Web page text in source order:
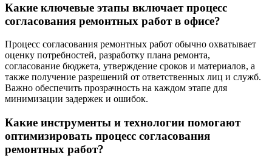
Какие ключевые этапы включает процесс
согласования ремонтных работ в офисе?
Процесс согласования ремонтных работ обычно охватывает
оценку потребностей, разработку плана ремонта,
согласование бюджета, утверждение сроков и материалов, а
также получение разрешений от ответственных лиц и служб.
Важно обеспечить прозрачность на каждом этапе для
минимизации задержек и ошибок.
Какие инструменты и технологии помогают
оптимизировать процесс согласования
ремонтных работ?